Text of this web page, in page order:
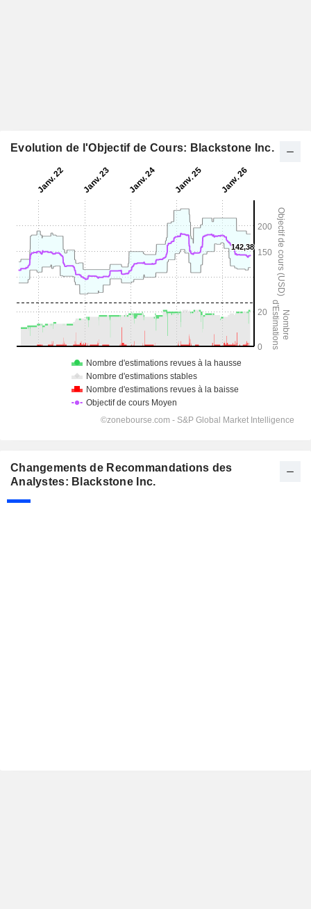
Evolution de l'Objectif de Cours: Blackstone Inc.
Changements de Recommandations des
Analystes: Blackstone Inc.